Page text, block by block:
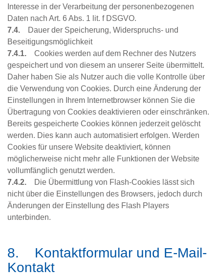
Interesse in der Verarbeitung der personenbezogenen
Daten nach Art. 6 Abs. 1 lit. f DSGVO.
7.4.
Dauer der Speicherung, Widerspruchs- und
Beseitigungsmöglichkeit
7.4.1. Cookies werden auf dem Rechner des Nutzers
gespeichert und von diesem an unserer Seite übermittelt.
Daher haben Sie als Nutzer auch die volle Kontrolle über
die Verwendung von Cookies. Durch eine Änderung der
Einstellungen in Ihrem Internetbrowser können Sie die
Übertragung von Cookies deaktivieren oder einschränken.
Bereits gespeicherte Cookies können jederzeit gelöscht
werden. Dies kann auch automatisiert erfolgen. Werden
Cookies für unsere Website deaktiviert, können
möglicherweise nicht mehr alle Funktionen der Website
vollumfänglich genutzt werden.
7.4.2.
Die Übermittlung von Flash-Cookies lässt sich
nicht über die Einstellungen des Browsers, jedoch durch
Änderungen der Einstellung des Flash Players
unterbinden.
8. Kontaktformular und E-Mail-
Kontakt